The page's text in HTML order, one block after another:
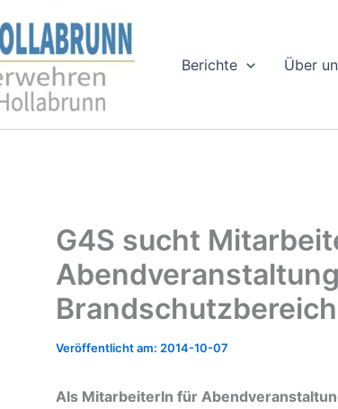
Berichte Über
G4S sucht
Brandschutzbereich
2014-10-07
Als MitarbeiterIn für